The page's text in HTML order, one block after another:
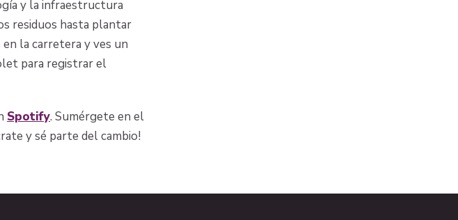
y la infraestructura
residuos hasta plantar
en la carretera y ves un
para registrar el
Spotify. Sumérgete en el
y sé parte del cambio!